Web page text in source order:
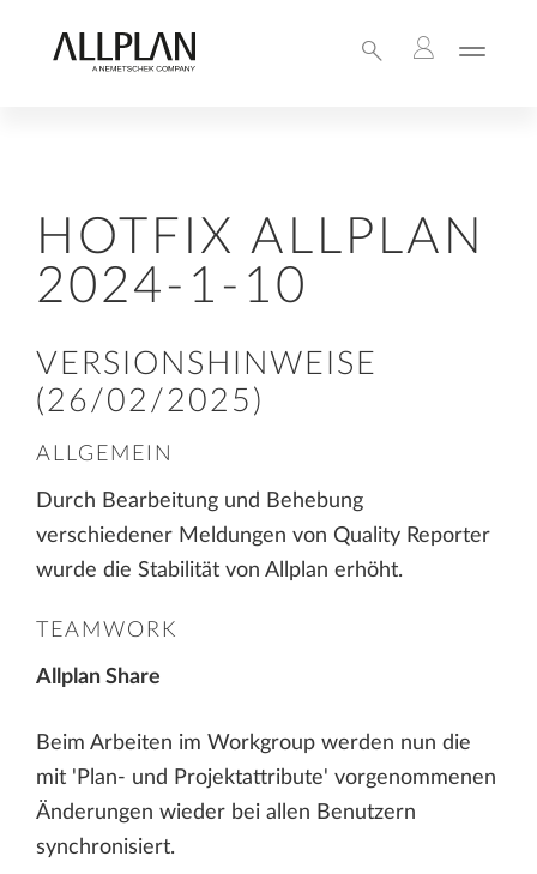
HOTFIX ALLPLAN
2024-1-10
VERSIONSHINWEISE
(26/02/2025)
ALLGEMEIN
Durch Bearbeitung und Behebung
verschiedener Meldungen von Quality Reporter
wurde die Stabilität von Allplan erhöht.
TEAMWORK
Allplan Share
Beim Arbeiten im Workgroup werden nun die
mit 'Plan- und Projektattribute' vorgenommenen
Änderungen wieder bei allen Benutzern
synchronisiert.